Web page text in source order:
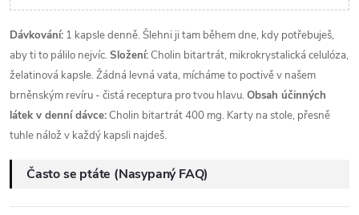
Dávkování: 1 kapsle denně. Šlehni ji tam během dne, kdy potřebuješ,
aby ti to pálilo nejvíc.Složení: Cholin bitartrát, mikrokrystalická celulóza,
želatinová kapsle. Žádná levná vata, mícháme to poctivě v našem
brněnským revíru - čistá receptura pro tvou hlavu.Obsah účinných
látek v denní dávce: Cholin bitartrát 400 mg. Karty na stole, přesně
tuhle nálož v každý kapsli najdeš.
Často se ptáte (Nasypaný FAQ)